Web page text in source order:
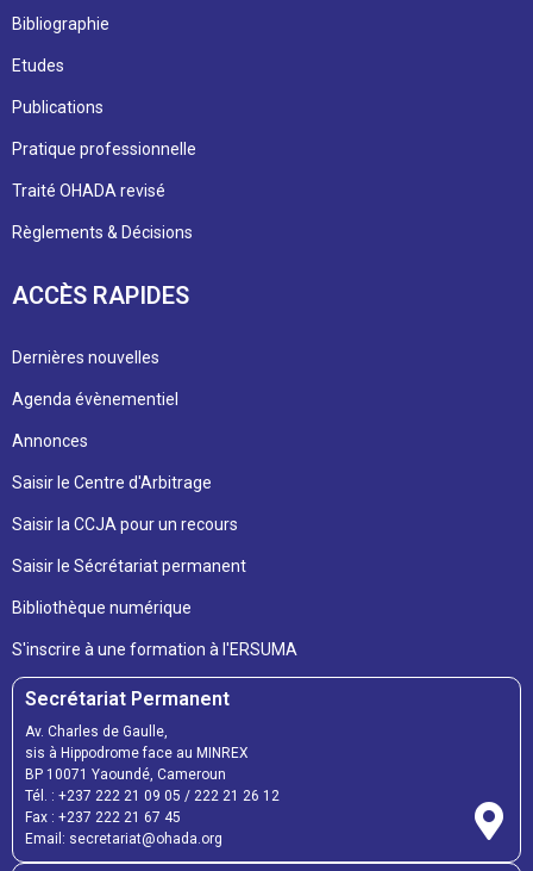
Bibliographie
Etudes
Publications
Pratique professionnelle
Traité OHADA revisé
Règlements & Décisions
ACCÈS RAPIDES
Dernières nouvelles
Agenda évènementiel
Annonces
Saisir le Centre d'Arbitrage
Saisir la CCJA pour un recours
Saisir le Sécrétariat permanent
Bibliothèque numérique
S'inscrire à une formation à l'ERSUMA
Secrétariat Permanent
Av. Charles de Gaulle,
sis à Hippodrome face au MINREX
BP 10071 Yaoundé, Cameroun
Tél. : +237 222 21 09 05 / 222 21 26 12
Fax : +237 222 21 67 45
Email: secretariat@ohada.org